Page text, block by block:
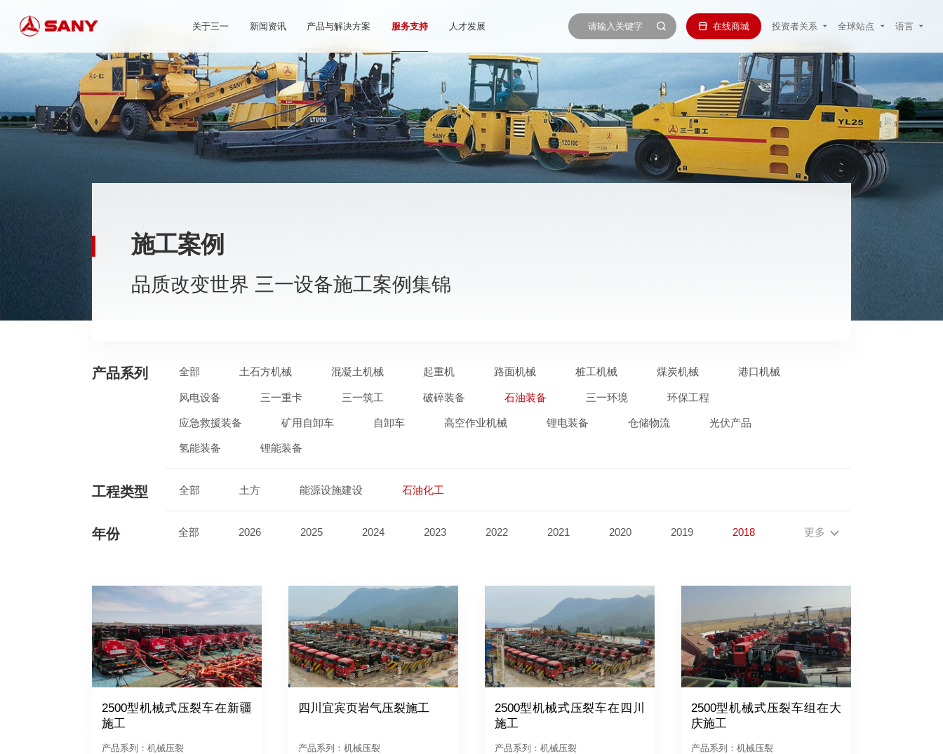
关于三一 新闻资讯 产品与解决方案 服务支持 人才发展 在线商城 投资者关系 全球站点 语言
施工案例
品质改变世界 三一设备施工案例集锦
产品系列 全部 土石方机械 混凝土机械 起重机 路面机械 桩工机械 煤炭机械 港口机械
风电设备 三一重卡 三一筑工 破碎装备 石油装备 三一环境 环保工程
应急救援装备 矿用自卸车 自卸车 高空作业机械 锂电装备 仓储物流 光伏产品
氢能装备 锂能装备
工程类型 全部 土方 能源设施建设 石油化工
年份 全部 2026 2025 2024 2023 2022 2021 2020 2019 2018 更多
2500型机械式压裂车在新疆
施工
产品系列：机械压裂
四川宜宾页岩气压裂施工
产品系列：机械压裂
2500型机械式压裂车在四川
施工
产品系列：机械压裂
2500型机械式压裂车组在大
庆施工
产品系列：机械压裂